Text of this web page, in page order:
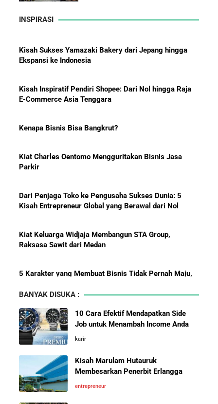
Bonus yang Diterima Para
Pemain?
Menjadi Revolusi Baru Energi
Pelajaran Karier dari Lionel
Messi: Awal Sulit Bukan
Penghalang Menuju Kesuksesan
Achraf Hakimi, Bintang Sepak
Menaklukkan Eropa
Investor Asing Incar Take Over
Besar
INSPIRASI
Kisah Sukses Yamazaki Bakery dari Jepang hingga
Ekspansi ke Indonesia
Kisah Inspiratif Pendiri Shopee: Dari Nol hingga Raja
E-Commerce Asia Tenggara
Kenapa Bisnis Bisa Bangkrut?
Kiat Charles Oentomo Mengguritakan Bisnis Jasa
Parkir
Dari Penjaga Toko ke Pengusaha Sukses Dunia: 5
Kisah Entrepreneur Global yang Berawal dari Nol
Kiat Keluarga Widjaja Membangun STA Group,
Raksasa Sawit dari Medan
5 Karakter yang Membuat Bisnis Tidak Pernah Maju,
Wajib Dihindari Pengusaha
10 Hambatan Utama Pemasaran yang Tidak Bisa
Diselesaikan oleh AI
Cara Menggunakan Canva di ChatGPT untuk
Mendesain Presentasi Secara Cepat dan Mudah
5 Pelajaran Hidup dari Pendiri Traveloka untuk Anak
BANYAK DISUKA :
10 Cara Efektif Mendapatkan Side
Job untuk Menambah Income Anda
karir
Kisah Marulam Hutauruk
Membesarkan Penerbit Erlangga
entrepreneur